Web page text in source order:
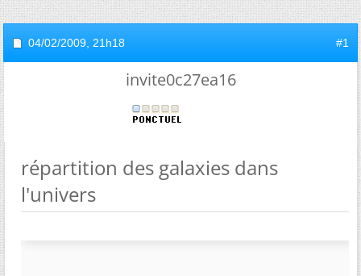
04/02/2009, 21h18 #1
invite0c27ea16
répartition des galaxies dans
l'univers